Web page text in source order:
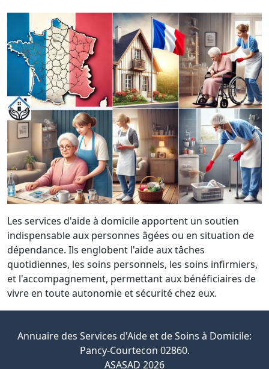
Les services d'aide à domicile apportent un soutien
indispensable aux personnes âgées ou en situation de
dépendance. Ils englobent l'aide aux tâches
quotidiennes, les soins personnels, les soins infirmiers,
et l'accompagnement, permettant aux bénéficiaires de
vivre en toute autonomie et sécurité chez eux.
Annuaire des Services d'Aide et de Soins à Domicile:
Pancy-Courtecon 02860.
ASASAD 2026